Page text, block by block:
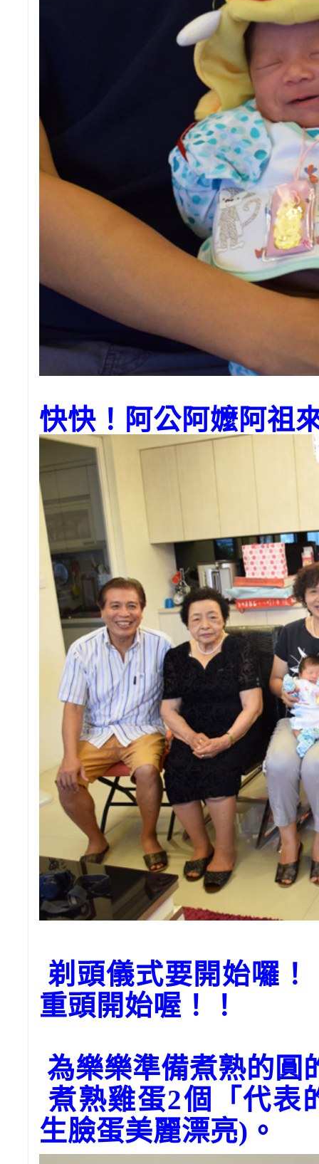
快快！阿公阿嬤阿祖
剃頭儀式要開始囉
重頭開始喔！！
為樂樂準備煮熟的圓
煮熟雞蛋2個「代表
生臉蛋美麗漂亮)。